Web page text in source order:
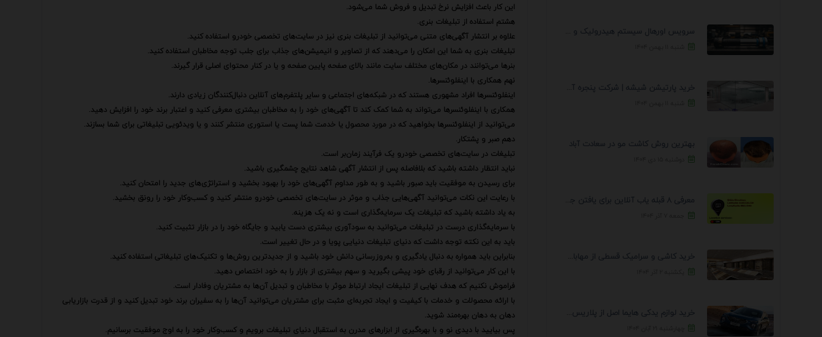
این کار باعث افزایش نرخ تبدیل و فروش شما می‌شود.
هشتم استفاده از تبلیغات بنری.
علاوه بر انتشار آگهی‌های متنی می‌توانید از تبلیغات بنری نیز در سایت‌های تخصصی خودرو استفاده کنید.
تبلیغات بنری به شما این امکان را می‌دهند که از تصاویر و انیمیشن‌های جذاب برای جلب توجه مخاطبان استفاده کنید.
بنرها می‌توانند در مکان‌های مختلف سایت مانند بالای صفحه پایین صفحه و یا در کنار محتوای اصلی قرار گیرند.
نهم همکاری با اینفلوئنسرها.
اینفلوئنسرها افراد مشهوری هستند که در شبکه‌های اجتماعی و سایر پلتفرم‌های آنلاین دنبال‌کنندگان زیادی دارند.
همکاری با اینفلوئنسرها می‌تواند به شما کمک کند تا آگهی‌های خود را به مخاطبان بیشتری معرفی کنید و اعتبار برند خود را افزایش دهید.
می‌توانید از اینفلوئنسرها بخواهید که در مورد محصول یا خدمت شما پست یا استوری منتشر کنند و یا ویدئویی تبلیغاتی برای شما بسازند.
دهم صبر و پشتکار.
تبلیغات در سایت‌های تخصصی خودرو یک فرآیند زمان‌بر است.
نباید انتظار داشته باشید که بلافاصله پس از انتشار آگهی شاهد نتایج چشمگیری باشید.
برای رسیدن به موفقیت باید صبور باشید و به طور مداوم آگهی‌های خود را بهبود بخشید و استراتژی‌های جدید را امتحان کنید.
با رعایت این نکات می‌توانید آگهی‌هایی جذاب و موثر در سایت‌های تخصصی خودرو منتشر کنید و کسب‌وکار خود را رونق بخشید.
به یاد داشته باشید که تبلیغات یک سرمایه‌گذاری است و نه یک هزینه.
با سرمایه‌گذاری درست در تبلیغات می‌توانید به سودآوری بیشتری دست یابید و جایگاه خود را در بازار تثبیت کنید.
باید به این نکته توجه داشت که دنیای تبلیغات دنیایی پویا و در حال تغییر است.
بنابراین باید همواره به دنبال یادگیری و به‌روزرسانی دانش خود باشید و از جدیدترین روش‌ها و تکنیک‌های تبلیغاتی استفاده کنید.
با این کار می‌توانید از رقبای خود پیشی بگیرید و سهم بیشتری از بازار را به خود اختصاص دهید.
فراموش نکنیم که هدف نهایی از تبلیغات ایجاد ارتباط موثر با مخاطبان و تبدیل آن‌ها به مشتریان وفادار است.
با ارائه محصولات و خدمات با کیفیت و ایجاد تجربه‌ای مثبت برای مشتریان می‌توانید آن‌ها را به سفیران برند خود تبدیل کنید و از قدرت بازاریابی
دهان به دهان بهره‌مند شوید.
پس بیایید با دیدی نو و با بهره‌گیری از ابزارهای مدرن به استقبال دنیای تبلیغات برویم و کسب‌وکار خود را به اوج موفقیت برسانیم.
خرید پارتیشن شیشه | شرکت پنجره آسمان
بهترین روش کاشت مو در سعادت آباد
معرفی 8 قبله یاب آنلاین برای یافتن جهت انجام ...